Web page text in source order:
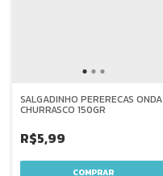
SALGADINHO PERERECAS ONDA
CHURRASCO 150GR
R$5,99